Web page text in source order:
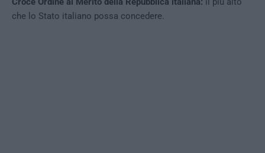
che lo Stato italiano possa concedere.